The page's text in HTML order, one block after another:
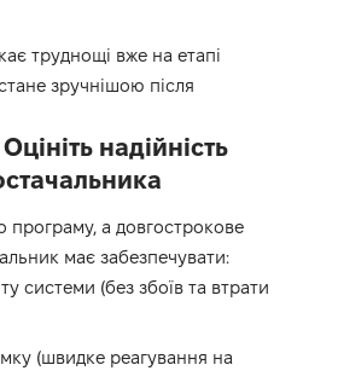
труднощі вже на етапі
зручнішою після
надійність
програму, а довгострокове
має забезпечувати:
системи (без збоїв та втрати
(швидке реагування на